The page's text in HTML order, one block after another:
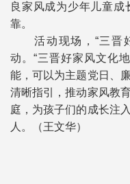
良家风成为少年儿童成
靠。
活动现场，“三晋好
动。“三晋好家风文化
能，可以为主题党日、
清晰指引，推动家风教
庭，为孩子们的成长注
人。（王文华）